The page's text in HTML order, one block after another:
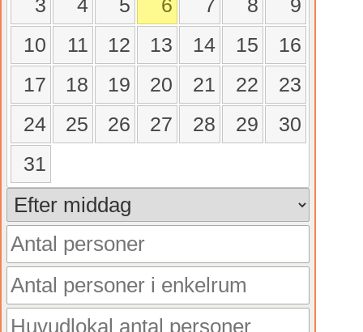
3
4 5 6 7 8
9
10
11 12 13 14 15
16
17
18 19 20 21 22
23
24
25 26 27 28 29
30
31